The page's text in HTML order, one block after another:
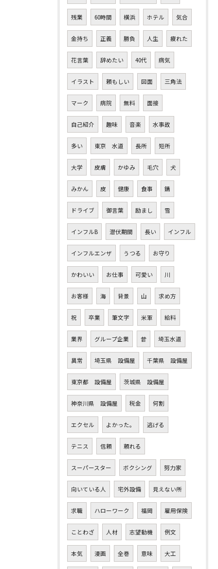
残業 60時間 横浜 ホテル 気合
金持ち 正義 勝負 人生 疲れた
花言葉 辞めたい 40代 病気
イラスト 頼もしい 図面 三角法
マーク 病院 無料 面接
自己紹介 趣味 音楽 水事故
多い 東京 水道 長所 短所
大学 皮膚 かゆみ 毛穴 犬
みかん 皮 健康 食事 錆
ドライブ 御言葉 励まし 雪
インフルB 潜伏期間 長い インフル
インフルエンザ うつる お守り
かわいい お仕事 可愛い 川
お客様 海 背景 山 求め方
祝 卒業 筆文字 米軍 給料
業界 グループ企業 昔 埼玉水道
異常 埼玉県 設備屋 千葉県 設備屋
東京都 設備屋 茨城県 設備屋
神奈川県 設備屋 税金 何割
エクセル よかった。 逃げる
テニス 信頼 頼れる
スーパースター ボクシング 努力家
向いている人 宅外設備 見えない所
求職 ハローワーク 福岡 雇用保険
ことわざ 人材 志望動機 例文
本気 漫画 全巻 意味 大工